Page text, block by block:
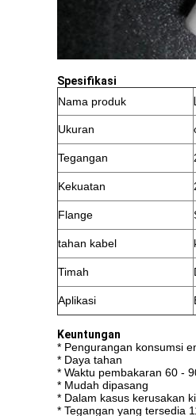
Spesifikasi
Nama produk
Ukuran
Tegangan
Kekuatan
Flange
tahan kabel
Timah
Aplikasi
Keuntungan
* Pengurangan konsumsi
* Daya tahan
* Waktu pembakaran 60 -
* Mudah dipasang
* Dalam kasus kerusakan
* Tegangan yang tersedia